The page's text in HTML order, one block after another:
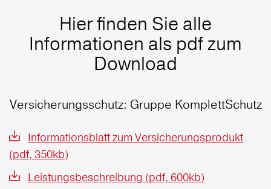
Hier finden Sie alle
Informationen als pdf zum
Download
Versicherungsschutz: Gruppe KomplettSchutz
Informationsblatt zum Versicherungsprodukt
(pdf, 350kb)
Leistungsbeschreibung (pdf, 600kb)